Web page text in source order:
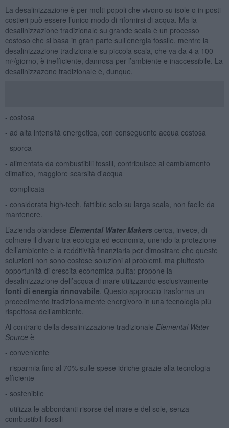
La desalinizzazione è per molti popoli che vivono su isole o in posti
costieri può essere l’unico modo di rifornirsi di acqua. Ma la
desalinizzazione tradizionale su grande scala è un processo
costoso che si basa in gran parte sull’energia fossile, mentre la
desalinizzazione tradizionale su piccola scala, che va da 4 a 100
m³/giorno, è inefficiente, dannosa per l’ambiente e inaccessibile. La
desalinizzazone tradizionale è, dunque,
- costosa
- ad alta intensità energetica, con conseguente acqua costosa
- sporca
- alimentata da combustibili fossili, contribuisce al cambiamento
climatico, maggiore scarsità d'acqua
- complicata
- considerata high-tech, fattibile solo su larga scala, non facile da
mantenere.
L’azienda olandese Elemental Water Makerscerca, invece, di
colmare il divario tra ecologia ed economia, unendo la protezione
dell’ambiente e la redditività finanziaria per dimostrare che queste
soluzioni non sono costose soluzioni ai problemi, ma piuttosto
opportunità di crescita economica pulita: propone la
desalinizzazione dell’acqua di mare utilizzando esclusivamente
fonti di energia rinnovabile . Questo approccio trasforma un
procedimento tradizionalmente energivoro in una tecnologia più
rispettosa dell’ambiente.
Al contrario della desalinizzazione tradizionale Elemental Water
Source è
- conveniente
- risparmia fino al 70% sulle spese idriche grazie alla tecnologia
efficiente
- sostenibile
- utilizza le abbondanti risorse del mare e del sole, senza
combustibili fossili